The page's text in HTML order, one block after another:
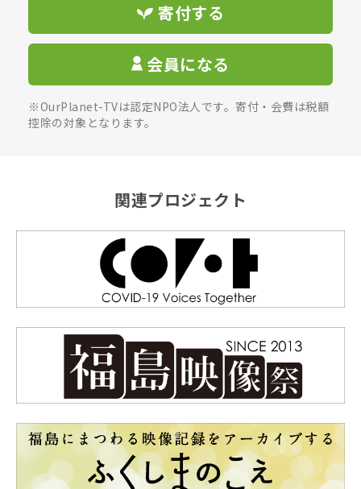
寄付する
会員になる
※OurPlanet-TVは認定NPO法人です。寄付・会費は税額
控除の対象となります。
関連プロジェクト